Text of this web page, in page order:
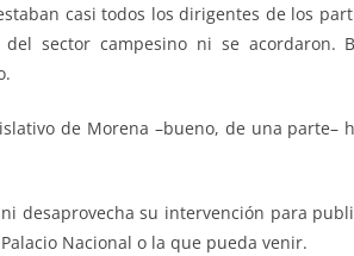
casi todos los dirigentes de los
del sector campesino ni se
de Morena –bueno, de una
desaprovecha su intervención para
Nacional o la que pueda venir.